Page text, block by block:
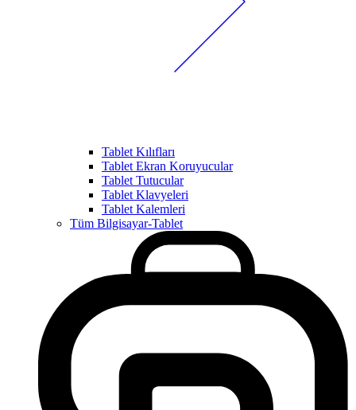
Tablet Kılıfları
Tablet Ekran Koruyucular
Tablet Tutucular
Tablet Klavyeleri
Tablet Kalemleri
Tüm Bilgisayar-Tablet